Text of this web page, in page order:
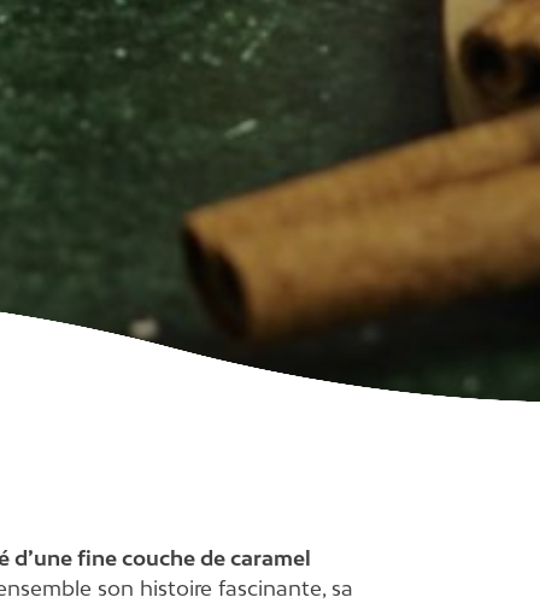
d’une fine couche de caramel
son histoire fascinante, sa